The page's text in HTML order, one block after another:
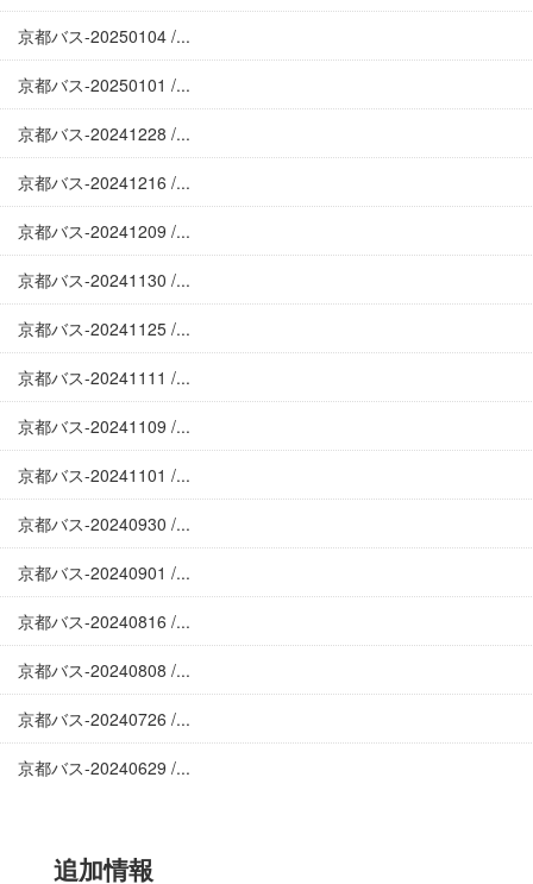
京都バス-20250104 /...
京都バス-20250101 /...
京都バス-20241228 /...
京都バス-20241216 /...
京都バス-20241209 /...
京都バス-20241130 /...
京都バス-20241125 /...
京都バス-20241111 /...
京都バス-20241109 /...
京都バス-20241101 /...
京都バス-20240930 /...
京都バス-20240901 /...
京都バス-20240816 /...
京都バス-20240808 /...
京都バス-20240726 /...
京都バス-20240629 /...
追加情報